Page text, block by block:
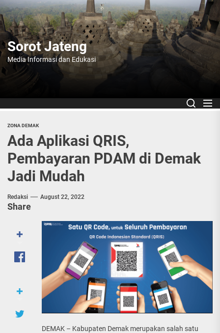
Skip
to
the
content
Sorot Jateng
Media Informasi dan Edukasi
ZONA DEMAK
Ada Aplikasi QRIS,
Pembayaran PDAM di Demak
Jadi Mudah
Redaksi August 22, 2022
Share
DEMAK – Kabupaten Demak merupakan salah satu